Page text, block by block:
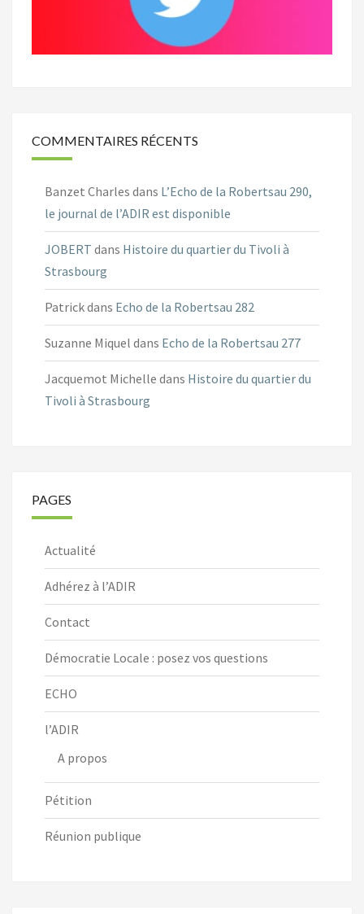
COMMENTAIRES RÉCENTS
Banzet Charles dans L’Echo de la Robertsau 290,
le journal de l’ADIR est disponible
JOBERT dans Histoire du quartier du Tivoli à
Strasbourg
Patrickdans Echo de la Robertsau 282
Suzanne Miquel dans Echo de la Robertsau 277
Jacquemot Michelle dans Histoire du quartier du
Tivoli à Strasbourg
PAGES
Actualité
Adhérez à l’ADIR
Contact
Démocratie Locale : posez vos questions
ECHO
l’ADIR
A propos
Pétition
Réunion publique